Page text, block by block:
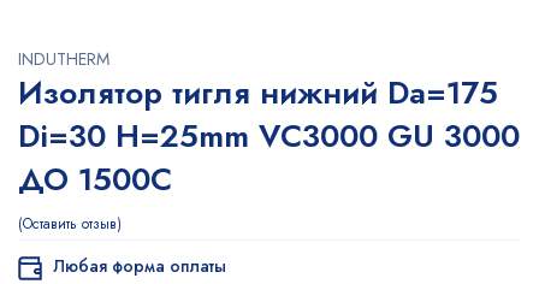
INDUTHERM
Изолятор тигля нижний Da=175
Di=30 H=25mm VC3000 GU 3000
ДО 1500С
Оставить отзыв
Любая форма оплаты